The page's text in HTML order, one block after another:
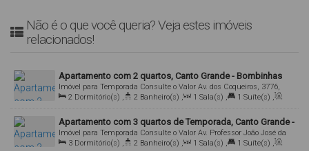
Não é o que você queria? Veja estes imóveis
relacionados!
Apartamento com 2 quartos, Canto Grande - Bombinhas
Consulte o Valor
Imóvel para Temporada
Av. dos Coqueiros, 3776,
Apto 104, 88215-000, Canto Grande, Bombinhas, Santa Catarina,
2 Dormitório(s) , 2 Banheiro(s) , 1 Sala(s) , 1 Suíte(s) ,
Apartamento com 3 quartos de Temporada, Canto Grande -
Bombinhas
Consulte o Valor
Imóvel para Temporada
Av. Professor João José da
Cruz, Apto 01, 88215-000, Canto Grande, Bombinhas, Santa
3 Dormitório(s) , 2 Banheiro(s) , 1 Sala(s) , 1 Suíte(s) ,